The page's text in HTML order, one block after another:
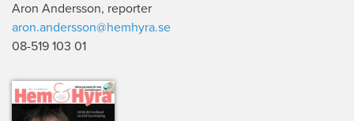
Aron Andersson, reporter
aron.andersson@hemhyra.se
08-519 103 01